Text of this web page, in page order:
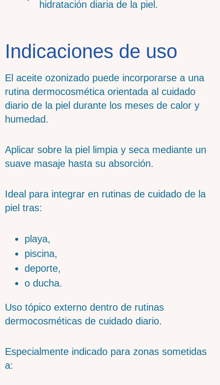
hidratación diaria de la piel.
Indicaciones de uso
El aceite ozonizado puede incorporarse a una
rutina dermocosmética orientada al cuidado
diario de la piel durante los meses de calor y
humedad.
Aplicar sobre la piel limpia y seca mediante un
suave masaje hasta su absorción.
Ideal para integrar en rutinas de cuidado de la
piel tras:
playa,
piscina,
deporte,
o ducha.
Uso tópico externo dentro de rutinas
dermocosméticas de cuidado diario.
Especialmente indicado para zonas sometidas
a: